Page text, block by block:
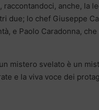
anche, la
due; lo chef Giuseppe
e Paolo Caradonna,
mistero svelato è un
e la viva voce dei